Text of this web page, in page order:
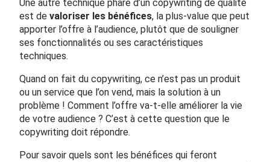
Une autre technique phare d’un copywriting de qualité
est de valoriser les bénéfices, la plus-value que peut
apporter l’offre à l’audience, plutôt que de souligner
ses fonctionnalités ou ses caractéristiques
techniques.
Quand on fait du copywriting, ce n’est pas un produit
ou un service que l’on vend, mais la solution à un
problème ! Comment l’offre va-t-elle améliorer la vie
de votre audience ? C’est à cette question que le
copywriting doit répondre.
Pour savoir quels sont les bénéfices qui feront